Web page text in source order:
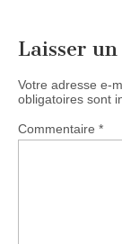
Laisser
Votre adresse e-
obligatoires sont
Commentaire *